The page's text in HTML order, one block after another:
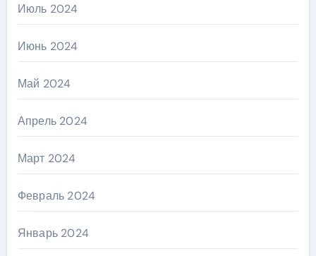
Июль 2024
Июнь 2024
Май 2024
Апрель 2024
Март 2024
Февраль 2024
Январь 2024